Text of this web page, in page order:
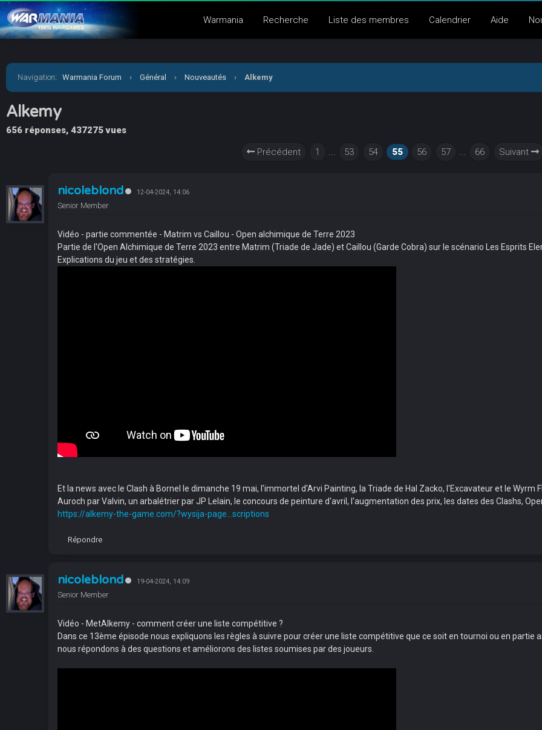
Warmania Recherche Liste des membres Calendrier Aide
Navigation: Warmania Forum › Général › Nouveautés › Alkemy
Alkemy
656 réponses, 437275 vues
Précédent
1 ... 53 54 55 56 57 ... 66 Suivant
nicoleblond 12-04-2024, 14:06
Senior Member
Vidéo - partie commentée - Matrim vs Caillou - Open alchimique de Terre 2023
Partie de l'Open Alchimique de Terre 2023 entre Matrim (Triade de Jade) et Caillou (Garde Cobra) sur le scénario Les Esprits
Explications du jeu et des stratégies.
Et la news avec le Clash à Bornel le dimanche 19 mai, l'immortel d'Arvi Painting, la Triade de Hal Zacko, l'Excavateur et le
Auroch par Valvin, un arbalétrier par JP Lelain, le concours de peinture d'avril, l'augmentation des prix, les dates des Clashs,
https://alkemy-the-game.com/?wysija-page...scriptions
Répondre
nicoleblond 19-04-2024, 14:09
Senior Member
Vidéo - MetAlkemy - comment créer une liste compétitive ?
Dans ce 13ème épisode nous expliquons les règles à suivre pour créer une liste compétitive que ce soit en tournoi ou en
nous répondons à des questions et améliorons des listes soumises par des joueurs.